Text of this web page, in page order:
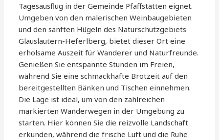
Tagesausflug in der Gemeinde Pfaffstätten eignet.
Umgeben von den malerischen Weinbaugebieten
und den sanften Hügeln des Naturschutzgebiets
Glauslautern-Heferlberg, bietet dieser Ort eine
erholsame Auszeit für Wanderer und Naturfreunde.
Genießen Sie entspannte Stunden im Freien,
während Sie eine schmackhafte Brotzeit auf den
bereitgestellten Bänken und Tischen einnehmen.
Die Lage ist ideal, um von den zahlreichen
markierten Wanderwegen in der Umgebung zu
starten. Hier können Sie die reizvolle Landschaft
erkunden, während die frische Luft und die Ruhe